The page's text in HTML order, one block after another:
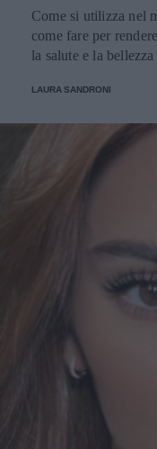
Come si utilizza nel
come fare per
la salute e la
LAURA SANDRONI